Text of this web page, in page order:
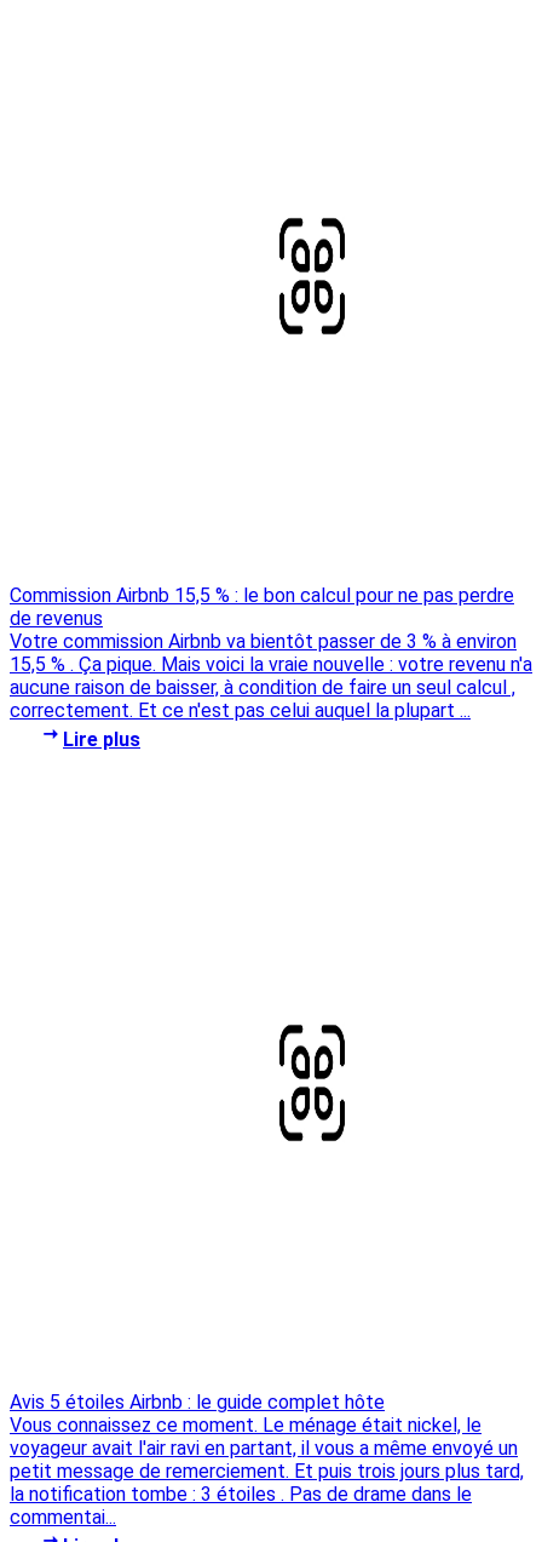
Commission Airbnb 15,5 % : le bon calcul pour ne pas perdre
de revenus
Votre commission Airbnb va bientôt passer de 3 % à environ
15,5 % . Ça pique. Mais voici la vraie nouvelle : votre revenu n'a
aucune raison de baisser, à condition de faire un seul calcul ,
correctement. Et ce n'est pas celui auquel la plupart ...
Lire plus
Avis 5 étoiles Airbnb : le guide complet hôte
Vous connaissez ce moment. Le ménage était nickel, le
voyageur avait l'air ravi en partant, il vous a même envoyé un
petit message de remerciement. Et puis trois jours plus tard,
la notification tombe : 3 étoiles . Pas de drame dans le
commentai...